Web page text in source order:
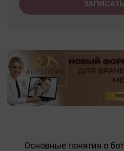
Основные понятия о